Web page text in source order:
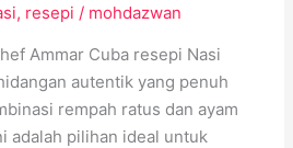
, resepi / mohdazwan
Ammar Cuba resepi Nasi
autentik yang penuh
rempah ratus dan ayam
adalah pilihan ideal untuk